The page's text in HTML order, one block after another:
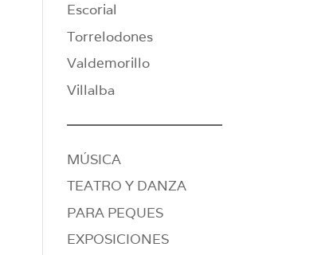
Escorial
Torrelodones
Valdemorillo
Villalba
MÚSICA
TEATRO Y DANZA
PARA PEQUES
EXPOSICIONES